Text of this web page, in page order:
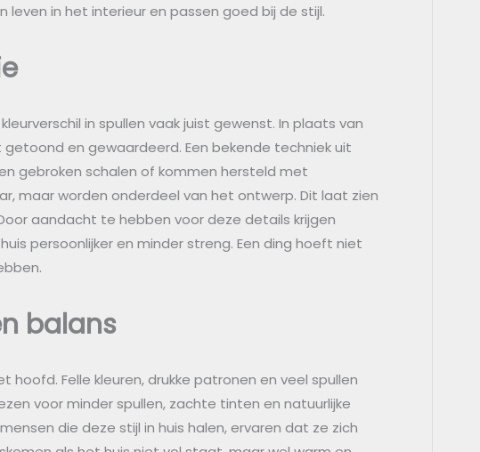
leven in het interieur en passen goed bij de stijl.
in spullen vaak juist gewenst. In plaats van
en gewaardeerd. Een bekende techniek uit
gebroken schalen of kommen hersteld met
maar worden onderdeel van het ontwerp. Dit laat zien
aandacht te hebben voor deze details krijgen
persoonlijker en minder streng. Een ding hoeft niet
balans
hoofd. Felle kleuren, drukke patronen en veel spullen
voor minder spullen, zachte tinten en natuurlijke
die deze stijl in huis halen, ervaren dat ze zich